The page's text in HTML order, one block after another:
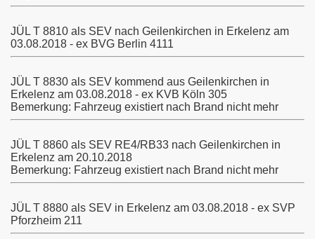
JÜL T 8810 als SEV nach Geilenkirchen in Erkelenz am
03.08.2018 - ex BVG Berlin 4111
JÜL T 8830 als SEV kommend aus Geilenkirchen in
Erkelenz am 03.08.2018 - ex KVB Köln 305
Bemerkung: Fahrzeug existiert nach Brand nicht mehr
JÜL T 8860 als SEV RE4/RB33 nach Geilenkirchen in
Erkelenz am 20.10.2018
Bemerkung: Fahrzeug existiert nach Brand nicht mehr
JÜL T 8880 als SEV in Erkelenz am 03.08.2018 - ex SVP
Pforzheim 211
Aachen